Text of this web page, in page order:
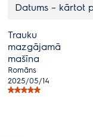
Datums – kārtot
Trauku
mazgājamā
mašīna
Romāns
2025/05/14